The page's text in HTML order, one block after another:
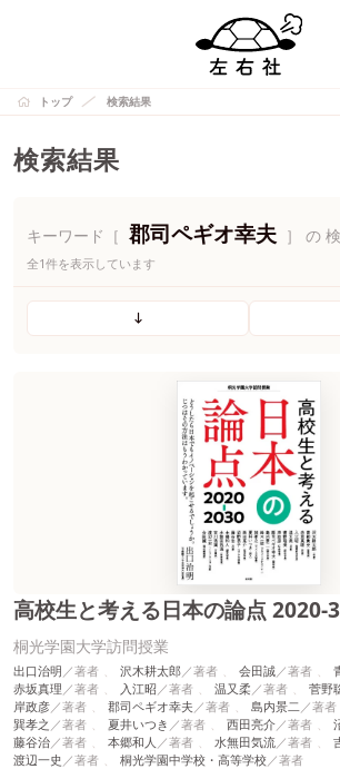
トップ 検索結果
検索結果
キーワード［ 郡司ペギオ幸夫 ］ の
全1件を表示しています
高校生と考える日本の論点 2020-
桐光学園大学訪問授業
出口治明 沢木耕太郎 会田誠
赤坂真理
入江昭 温又柔
菅野
岸政彦
郡司ペギオ幸夫 島内景二
巽孝之
夏井いつき 西田亮介
藤谷治
本郷和人 水無田気流
渡辺一史
桐光学園中学校・高等学校